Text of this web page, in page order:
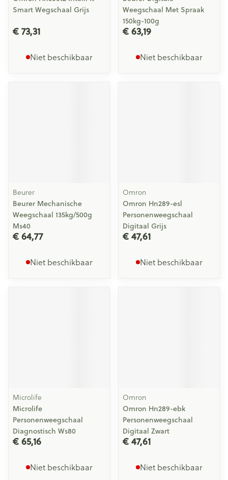
Smart Wegschaal Grijs
€ 73,31
Niet beschikbaar
Weegschaal Met Spraak
150kg-100g
€ 63,19
Niet beschikbaar
Beurer
Beurer Mechanische
Weegschaal 135kg/500g
Ms40
€ 64,77
Niet beschikbaar
Omron
Omron Hn289-esl
Personenweegschaal
Digitaal Grijs
€ 47,61
Niet beschikbaar
Microlife
Microlife
Personenweegschaal
Diagnostisch Ws80
€ 65,16
Niet beschikbaar
Omron
Omron Hn289-ebk
Personenweegschaal
Digitaal Zwart
€ 47,61
Niet beschikbaar